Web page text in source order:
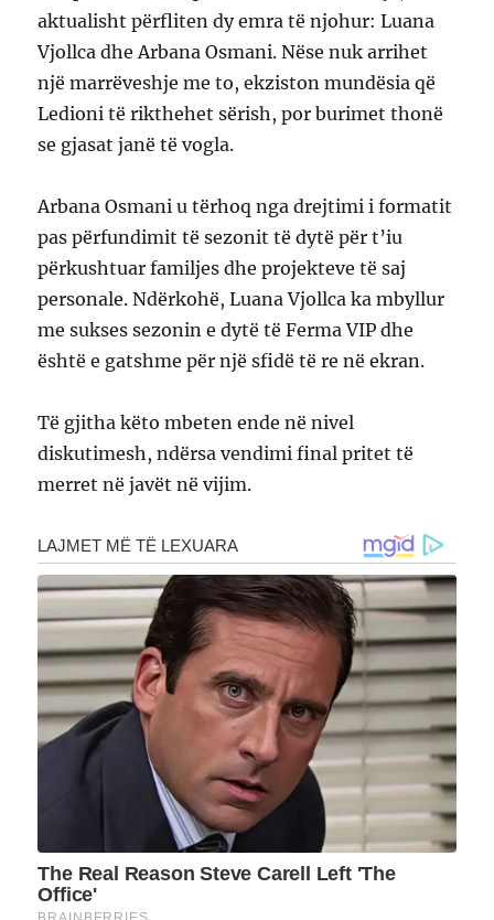
aktualisht përfliten dy emra të njohur: Luana
Vjollca dhe Arbana Osmani. Nëse nuk arrihet
një marrëveshje me to, ekziston mundësia që
Ledioni të rikthehet sërish, por burimet thonë
se gjasat janë të vogla.
Arbana Osmani u tërhoq nga drejtimi i formatit
pas përfundimit të sezonit të dytë për t’iu
përkushtuar familjes dhe projekteve të saj
personale. Ndërkohë, Luana Vjollca ka mbyllur
me sukses sezonin e dytë të Ferma VIP dhe
është e gatshme për një sfidë të re në ekran.
Të gjitha këto mbeten ende në nivel
diskutimesh, ndërsa vendimi final pritet të
merret në javët në vijim.